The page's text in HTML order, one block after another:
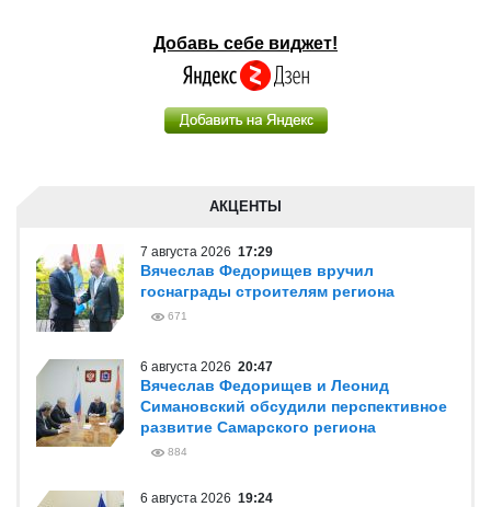
Добавь себе виджет!
АКЦЕНТЫ
7 августа 2026 17:29
Вячеслав Федорищев вручил
госнаграды строителям региона
671
6 августа 2026 20:47
Вячеслав Федорищев и Леонид
Симановский обсудили перспективное
развитие Самарского региона
884
6 августа 2026 19:24